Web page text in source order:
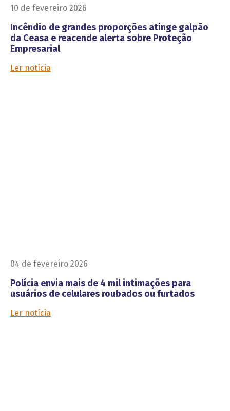
10 de fevereiro 2026
Incêndio de grandes proporções atinge galpão
da Ceasa e reacende alerta sobre Proteção
Empresarial
Ler notícia
04 de fevereiro 2026
Polícia envia mais de 4 mil intimações para
usuários de celulares roubados ou furtados
Ler notícia